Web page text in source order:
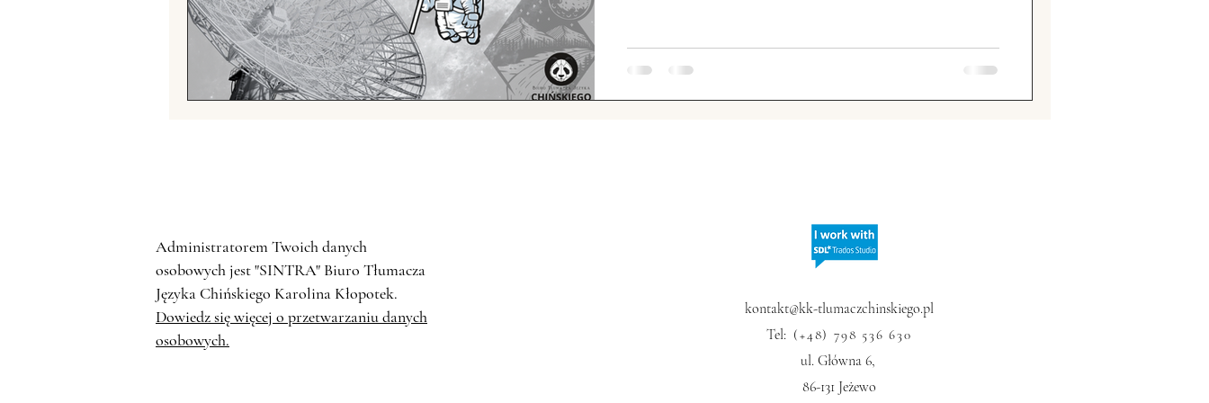
Fotografia chińska Chiński przemysł Chińskie społeczeństwo
Chińskie grupy etniczne USA vs. Chiny Sławni Chińczycy Chińskie Sprawy Zagraniczne
Administratorem Twoich danych
osobowych jest "SINTRA" Biuro Tłumacza
Języka Chińskiego Karolina Kłopotek.
Dowiedz się więcej o przetwarzaniu danych
osobowych.
kontakt@kk-tlumaczchinskiego.pl
Tel: (+48) 798 536 630
ul. Główna 6,
86-131 Jeżewo